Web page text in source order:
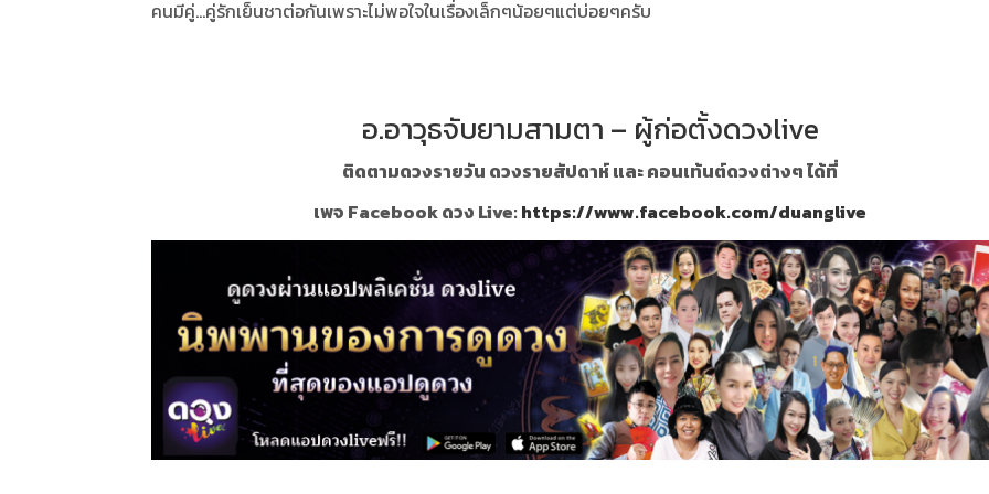
คนมีคู่...คู่รักเย็นชาต่อกันเพราะไม่พอใจในเรื่องเล็กๆน้อยๆแต่บ่อยๆครับ
อ.อาวุธจับยามสามตา – ผู้ก่อตั้งดวงlive
ติดตามดวงรายวัน ดวงรายสัปดาห์ และ คอนเท้นต์ดวงต่างๆ ได้ที่
เพจ Facebook ดวง Live:https://www.facebook.com/duanglive